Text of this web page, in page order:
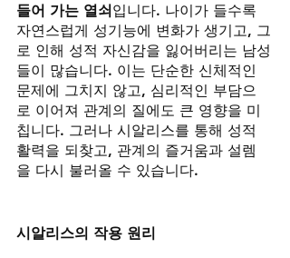
들어 가는 열쇠입니다. 나이가 들수록
자연스럽게 성기능에 변화가 생기고, 그
로 인해 성적 자신감을 잃어버리는 남성
들이 많습니다. 이는 단순한 신체적인
문제에 그치지 않고, 심리적인 부담으
로 이어져 관계의 질에도 큰 영향을 미
칩니다. 그러나 시알리스를 통해 성적
활력을 되찾고, 관계의 즐거움과 설렘
을 다시 불러올 수 있습니다.
시알리스의 작용 원리